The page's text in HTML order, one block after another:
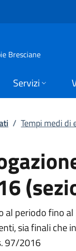
Bresciane
Servizi
/ Tempi medi di
periodo fino
sia finali
97/2016